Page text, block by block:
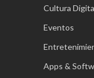
Cultura
Eventos
Apps &